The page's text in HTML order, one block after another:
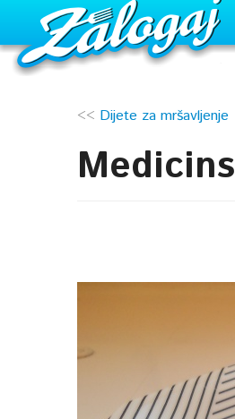
<< Dijete za mršavljenje